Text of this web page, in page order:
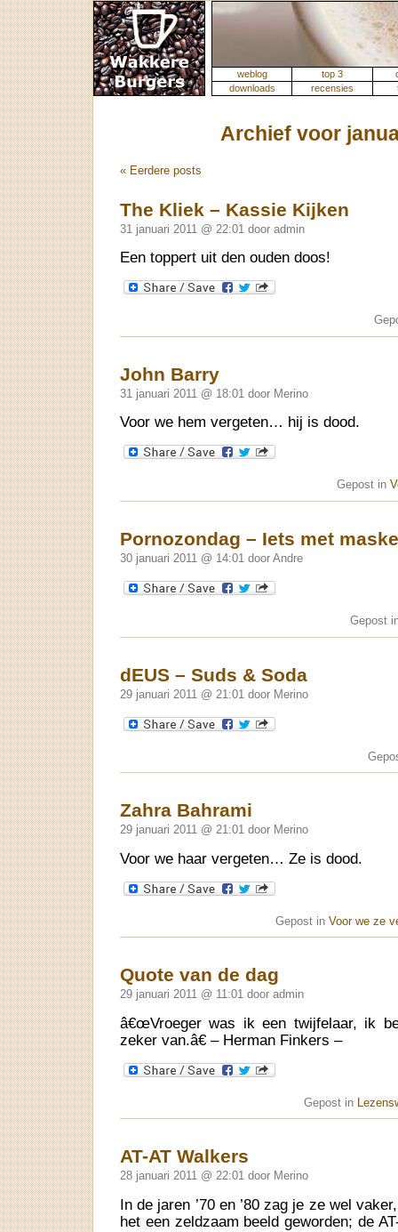
weblog top 3
downloads
recensies
Archief voor
« Eerdere posts
The Kliek – Kassie Kijken
31 januari 2011 @ 22:01 door admin
Een toppert uit den ouden doos!
John Barry
31 januari 2011 @ 18:01 door Merino
Voor we hem vergeten… hij is dood.
Gepost in
Pornozondag – Iets met
30 januari 2011 @ 14:01 door Andre
Gepost
dEUS – Suds & Soda
29 januari 2011 @ 21:01 door Merino
Zahra Bahrami
29 januari 2011 @ 21:01 door Merino
Voor we haar vergeten… Ze is dood.
Gepost in Voor we ze
Quote van de dag
29 januari 2011 @ 11:01 door admin
â€œVroeger was ik een twijfelaar, ik
zeker van.â€ – Herman Finkers –
Gepost in
AT-AT Walkers
28 januari 2011 @ 22:01 door Merino
In de jaren ’70 en ’80 zag je ze wel
het een zeldzaam beeld geworden; de